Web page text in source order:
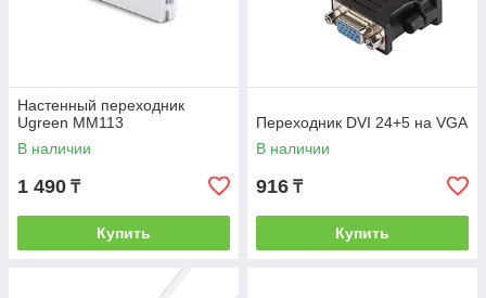
Настенный переходник
Ugreen MM113
В наличии
1 490 ₸
Купить
Переходник DVI 24+5 на VGA
В наличии
916 ₸
Купить